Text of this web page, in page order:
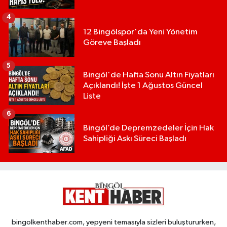
12 Bingölspor'da Yeni Yönetim
Göreve Başladı
4
Bingöl'de Hafta Sonu Altın Fiyatları
Açıklandı! İşte 1 Ağustos Güncel
Liste
5
Bingöl’de Depremzedeler İçin Hak
Sahipliği Askı Süreci Başladı
6
bingolkenthaber.com, yepyeni temasıyla sizleri buluştururken,